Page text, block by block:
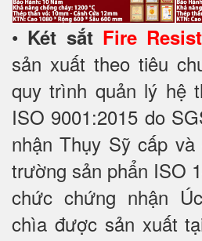
• Két sắt Fire
sản xuất theo tiêu
quy trình quản lý hệ
ISO 9001:2015 do
nhận Thụy Sỹ cấp
trường sản phẩn ISO
chức chứng nhận
chìa được sản xuất